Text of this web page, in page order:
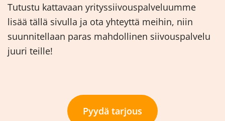
Tutustu kattavaan yrityssiivouspalveluumme
lisää tällä sivulla ja ota yhteyttä meihin, niin
suunnitellaan paras mahdollinen siivouspalvelu
juuri teille!
Pyydä tarjous